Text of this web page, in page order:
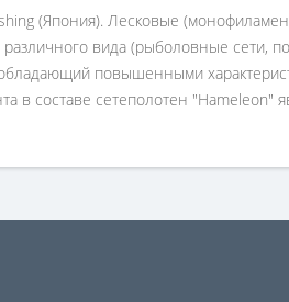
(Япония). Лесковые
вида (рыболовные сети,
повышенными
составе сетеполотен "Hameleon"